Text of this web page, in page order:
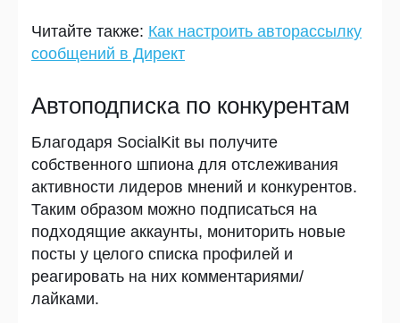
Читайте также: Как настроить авторассылку
сообщений в Директ
Автоподписка по конкурентам
Благодаря SocialKit вы получите
собственного шпиона для отслеживания
активности лидеров мнений и конкурентов.
Таким образом можно подписаться на
подходящие аккаунты, мониторить новые
посты у целого списка профилей и
реагировать на них комментариями/
лайками.